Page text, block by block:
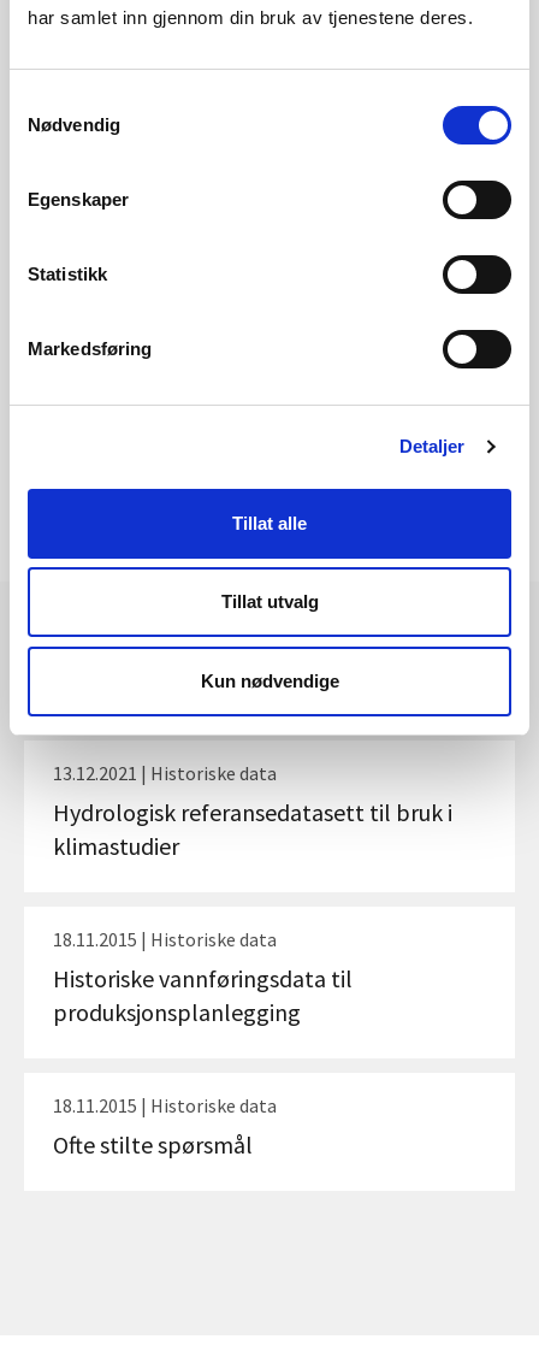
har samlet inn gjennom din bruk av tjenestene deres.
Nødvendig
Egenskaper
Statistikk
Markedsføring
Detaljer
Tillat alle
Tillat utvalg
Kun nødvendige
persentilen, som det finnes observasjoner mindre enn 50-
persentilen på denne datoen. Vær oppmerksom på at
medianverdi og middelverdi (gjennomsnitt) ikke er det
Vannføringen i en elv varierer over året, og dermed vil også
13.12.2021 | Historiske data
Hydrologisk referansedatasett til bruk i
klimastudier
18.11.2015 | Historiske data
Historiske vannføringsdata til
produksjonsplanlegging
18.11.2015 | Historiske data
Ofte stilte spørsmål